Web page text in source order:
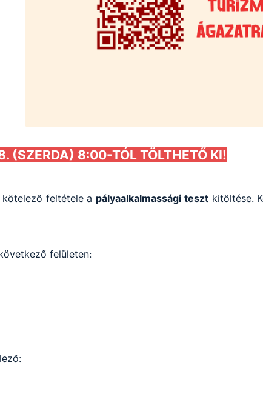
(SZERDA) 8:00-TÓL TÖLTHETŐ KI!
feltétele a pályaalkalmassági tesztkitöltése.
felületen: